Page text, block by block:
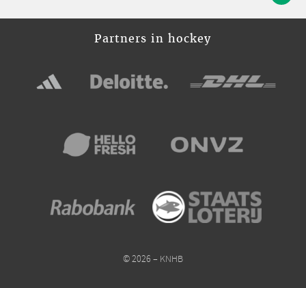
Partners in hockey
© 2026 – KNHB